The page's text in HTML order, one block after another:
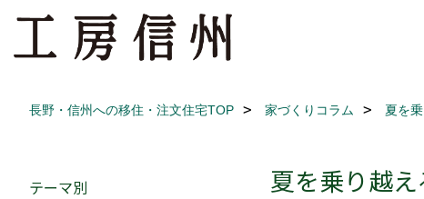
長野・信州への移住・注文住宅TOP 家づくりコラム 夏を
夏を乗り越
テーマ別